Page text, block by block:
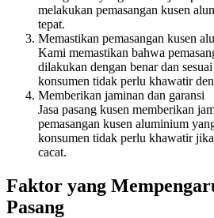
melakukan pemasangan kusen
tepat.
Memastikan pemasangan kusen
Kami memastikan bahwa
dilakukan dengan benar dan
konsumen tidak perlu khawatir
Memberikan jaminan dan garansi
Jasa pasang kusen memberikan
pemasangan kusen aluminium
konsumen tidak perlu khawatir
cacat.
Faktor yang
Pasang